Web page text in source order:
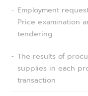
Employment
Price examination
tendering
The results of
supplies in each
transaction